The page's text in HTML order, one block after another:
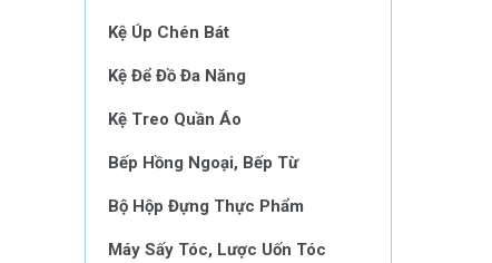
Kệ Úp Chén Bát
Kệ Để Đồ Đa Năng
Kệ Treo Quần Áo
Bếp Hồng Ngoại, Bếp Từ
Bộ Hộp Đựng Thực Phẩm
Máy Sấy Tóc, Lược Uốn Tóc